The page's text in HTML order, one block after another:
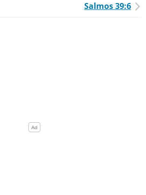
Salmos 39:6